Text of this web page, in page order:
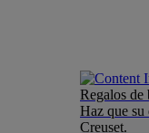
Regalos de
Haz que su
Creuset.